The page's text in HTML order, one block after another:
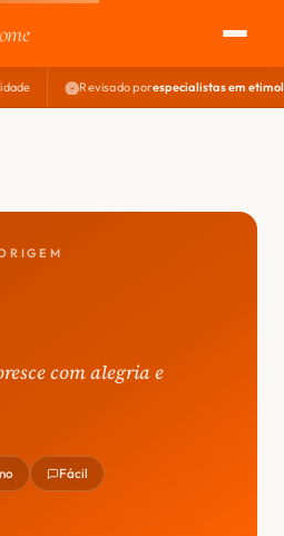
Revisado porespecialistas em
com alegria e
Fácil